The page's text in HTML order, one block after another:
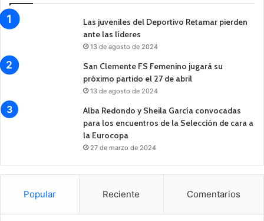
Las juveniles del Deportivo Retamar pierden
ante las líderes
13 de agosto de 2024
San Clemente FS Femenino jugará su
próximo partido el 27 de abril
13 de agosto de 2024
Alba Redondo y Sheila García convocadas
para los encuentros de la Selección de cara a
la Eurocopa
27 de marzo de 2024
Popular Reciente Comentarios